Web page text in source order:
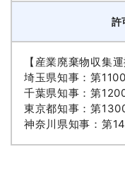
許
【産業廃棄物収集運
埼玉県知事：第
千葉県知事：第
東京都知事：第
神奈川県知事：第